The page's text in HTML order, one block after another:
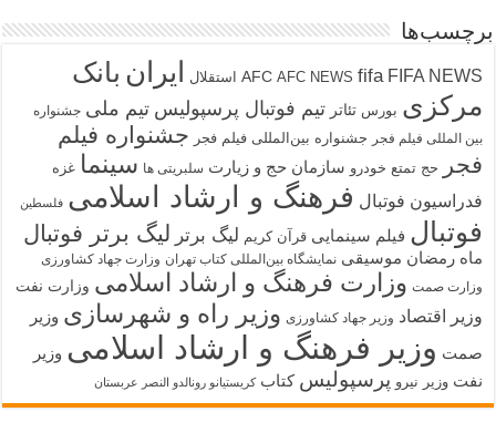
برچسب‌ها
AFC AFC NEWS fifa FIFA NEWS استقلال ایران بانک
مرکزی بورس تئاتر تیم فوتبال پرسپولیس تیم ملی جشنواره
بین المللی فیلم فجر
جشنواره بین‌المللی فیلم فجر جشنواره فیلم
فجر
حج تمتع خودرو سازمان حج و زیارت سلبریتی ها سینما غزه
فدراسیون فوتبال فرهنگ و ارشاد اسلامی فلسطین
فوتبال فیلم سینمایی قرآن کریم لیگ برتر لیگ برتر فوتبال
ماه رمضان موسیقی نمایشگاه بین‌المللی کتاب تهران وزارت جهاد کشاورزی
وزارت صمت وزارت فرهنگ و ارشاد اسلامی وزارت نفت
وزیر اقتصاد وزیر جهاد کشاورزی وزیر راه و شهرسازی وزیر
صمت وزیر فرهنگ و ارشاد اسلامی وزیر
نفت وزیر نیرو پرسپولیس کتاب کریستیانو رونالدو النصر عربستان